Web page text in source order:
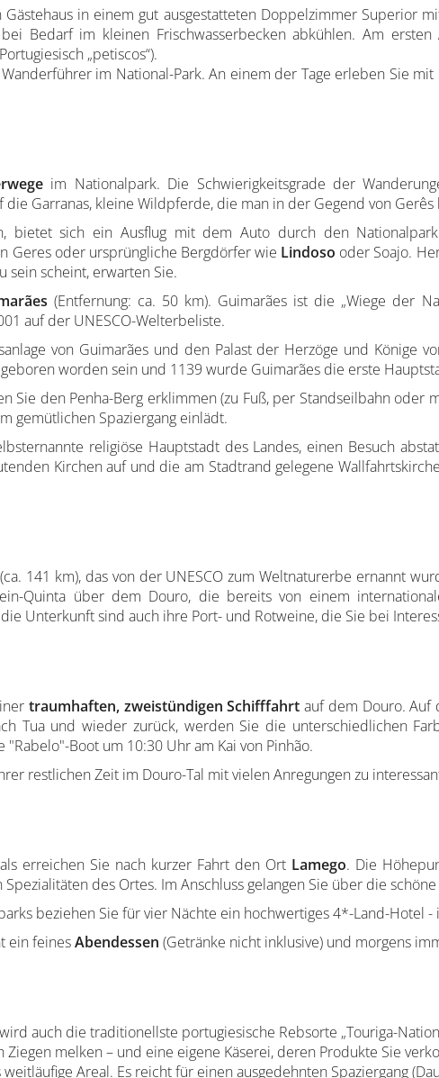
in einem gut ausgestatteten Doppelzimmer Superior
Bedarf im kleinen Frischwasserbecken abkühlen. Am
„petiscos“).
im National-Park. An einem der Tage erleben Sie mit
im Nationalpark. Die Schwierigkeitsgrade der
Garranas, kleine Wildpferde, die man in der Gegend von
bietet sich ein Ausflug mit dem Auto durch den
Geres oder ursprüngliche Bergdörfer wie Lindoso oder Soajo.
sein scheint, erwarten Sie.
(Entfernung: ca. 50 km). Guimarães ist die „Wiege der
auf der UNESCO-Welterbeliste.
von Guimarães und den Palast der Herzöge und Könige
worden sein und 1139 wurde Guimarães die erste
Sie den Penha-Berg erklimmen (zu Fuß, per Standseilbahn oder
gemütlichen Spaziergang einlädt.
religiöse Hauptstadt des Landes, einen Besuch
Kirchen auf und die am Stadtrand gelegene
141 km), das von der UNESCO zum Weltnaturerbe ernannt
Quinta über dem Douro, die bereits von einem
Unterkunft sind auch ihre Port- und Rotweine, die Sie bei
traumhaften, zweistündigen Schifffahrt auf dem Douro. Auf
Tua und wieder zurück, werden Sie die unterschiedlichen
Boot um 10:30 Uhr am Kai von Pinhão.
restlichen Zeit im Douro-Tal mit vielen Anregungen zu
erreichen Sie nach kurzer Fahrt den Ort Lamego. Die
des Ortes. Im Anschluss gelangen Sie über die
beziehen Sie für vier Nächte ein hochwertiges 4*-Land-Hotel
ein feinesAbendessen (Getränke nicht inklusive) und morgens
auch die traditionellste portugiesische Rebsorte „Touriga-
melken – und eine eigene Käserei, deren Produkte Sie
Areal. Es reicht für einen ausgedehnten Spaziergang